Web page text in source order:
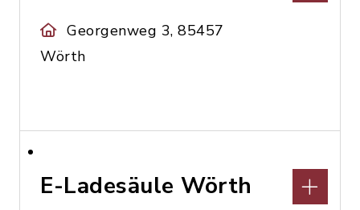
Georgenweg 3, 85457
Wörth
E-Ladesäule Wörth